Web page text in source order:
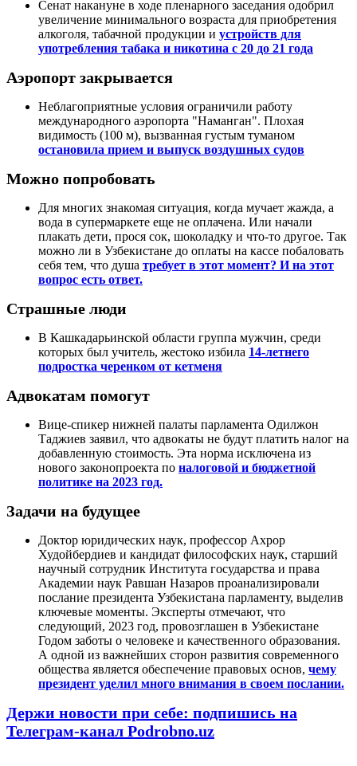
Сенат накануне в ходе пленарного заседания одобрил
увеличение минимального возраста для приобретения
алкоголя, табачной продукции и устройств для
употребления табака и никотина с 20 до 21 года
Аэропорт закрывается
Неблагоприятные условия ограничили работу
международного аэропорта "Наманган". Плохая
видимость (100 м), вызванная густым туманом
остановила прием и выпуск воздушных судов
Можно попробовать
Для многих знакомая ситуация, когда мучает жажда, а
вода в супермаркете еще не оплачена. Или начали
плакать дети, прося сок, шоколадку и что-то другое. Так
можно ли в Узбекистане до оплаты на кассе побаловать
себя тем, что душа требует в этот момент? И на этот
вопрос есть ответ.
Страшные люди
В Кашкадарьинской области группа мужчин, среди
которых был учитель, жестоко избила 14-летнего
подростка черенком от кетменя
Адвокатам помогут
Вице-спикер нижней палаты парламента Одилжон
Таджиев заявил, что адвокаты не будут платить налог на
добавленную стоимость. Эта норма исключена из
нового законопроекта по налоговой и бюджетной
политике на 2023 год.
Задачи на будущее
Доктор юридических наук, профессор Ахрор
Худойбердиев и кандидат философских наук, старший
научный сотрудник Института государства и права
Академии наук Равшан Назаров проанализировали
послание президента Узбекистана парламенту, выделив
ключевые моменты. Эксперты отмечают, что
следующий, 2023 год, провозглашен в Узбекистане
Годом заботы о человеке и качественного образования.
А одной из важнейших сторон развития современного
общества является обеспечение правовых основ, чему
президент уделил много внимания в своем послании.
Держи новости при себе: подпишись на
Телеграм-канал Podrobno.uz